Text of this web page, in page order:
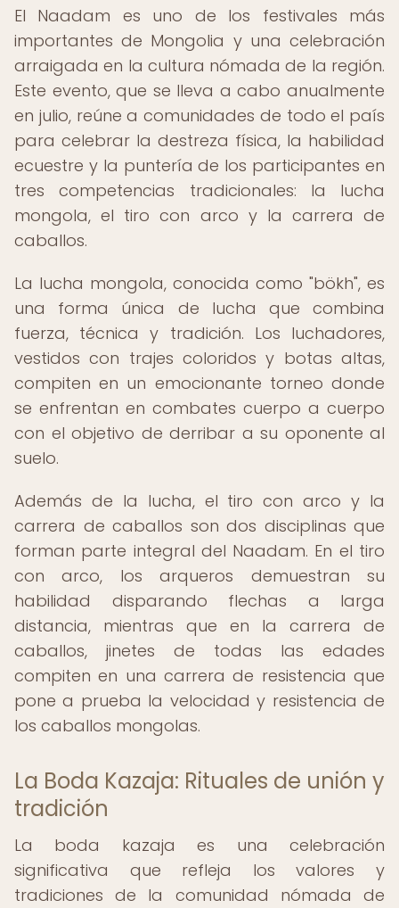
El Naadam es uno de los festivales más
importantes de Mongolia y una celebración
arraigada en la cultura nómada de la región.
Este evento, que se lleva a cabo anualmente
en julio, reúne a comunidades de todo el país
para celebrar la destreza física, la habilidad
ecuestre y la puntería de los participantes en
tres competencias tradicionales: la lucha
mongola, el tiro con arco y la carrera de
caballos.
La lucha mongola, conocida como "bökh", es
una forma única de lucha que combina
fuerza, técnica y tradición. Los luchadores,
vestidos con trajes coloridos y botas altas,
compiten en un emocionante torneo donde
se enfrentan en combates cuerpo a cuerpo
con el objetivo de derribar a su oponente al
suelo.
Además de la lucha, el tiro con arco y la
carrera de caballos son dos disciplinas que
forman parte integral del Naadam. En el tiro
con arco, los arqueros demuestran su
habilidad disparando flechas a larga
distancia, mientras que en la carrera de
caballos, jinetes de todas las edades
compiten en una carrera de resistencia que
pone a prueba la velocidad y resistencia de
los caballos mongolas.
La Boda Kazaja: Rituales de unión y
tradición
La boda kazaja es una celebración
significativa que refleja los valores y
tradiciones de la comunidad nómada de